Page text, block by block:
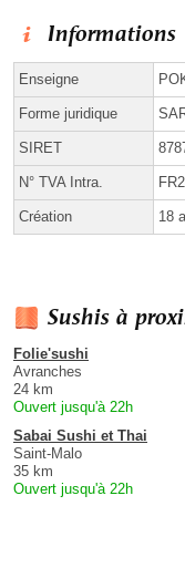
Informations
Enseigne
Forme juridique
SIRET
N° TVA Intra.
Création 18
Sushis à
Folie'sushi
Avranches
24 km
Ouvert jusqu'à 22h
Sabai Sushi et Thai
Saint-Malo
35 km
Ouvert jusqu'à 22h